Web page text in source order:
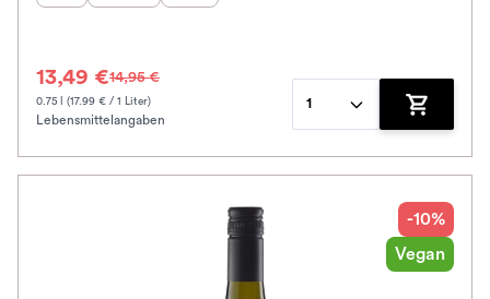
13,49 €14,95 €
0.75 l (17.99 € / 1 Liter)
Lebensmittelangaben
1
Zum
-10%
Vegan